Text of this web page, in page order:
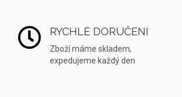
RYCHLÉ DORUČENÍ
Zboží máme skladem,
expedujeme každý den